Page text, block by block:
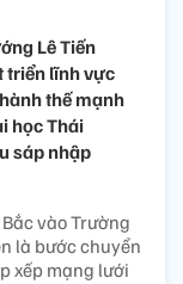
Lê Tiến
triển lĩnh vực
thế mạnh
học Thái
sáp nhập
vào Trường
là bước chuyển
xếp mạng lưới